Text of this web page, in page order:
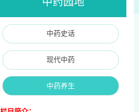
中药史话
现代中药
中药养生